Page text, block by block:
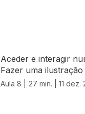
Aceder e interagir
Fazer uma ilustração
Aula 8 | 27 min. | 11 dez.